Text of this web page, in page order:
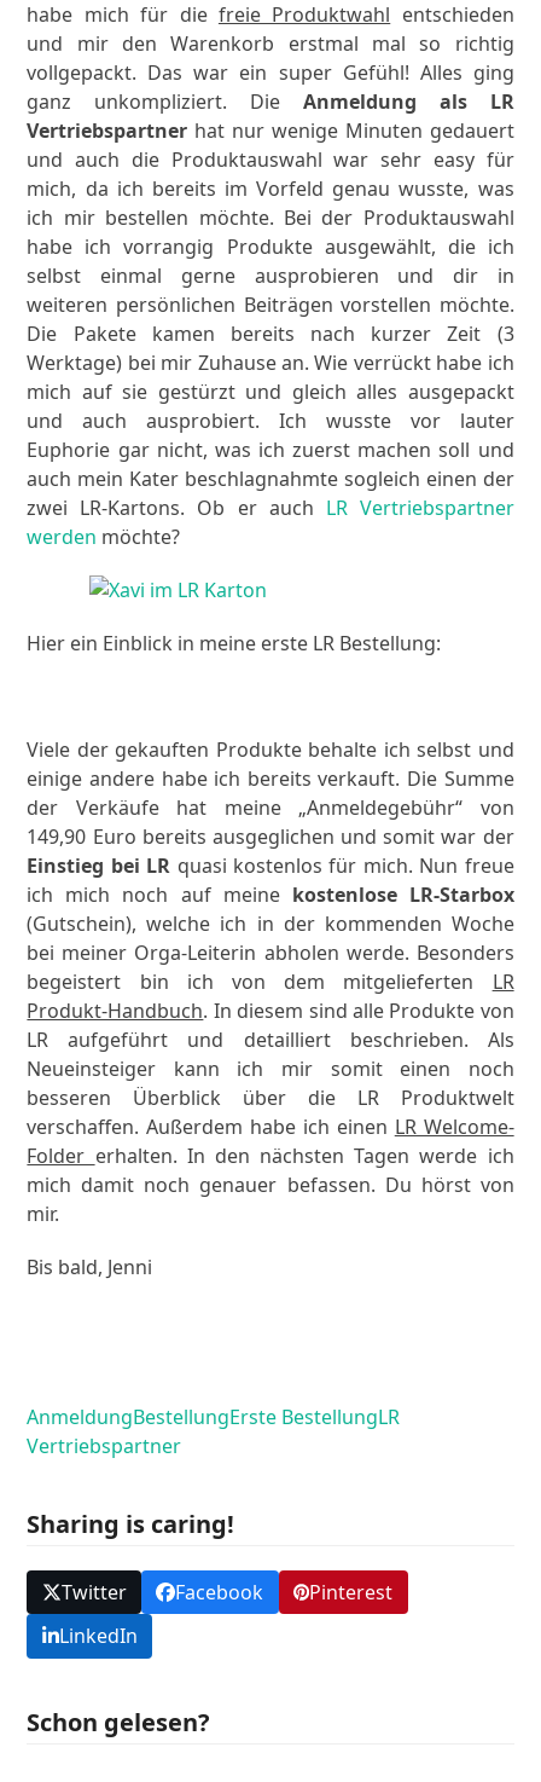
habe mich für die freie Produktwahl entschieden
und mir den Warenkorb erstmal mal so richtig
vollgepackt. Das war ein super Gefühl! Alles ging
ganz unkompliziert. Die Anmeldung als LR
Vertriebspartner hat nur wenige Minuten gedauert
und auch die Produktauswahl war sehr easy für
mich, da ich bereits im Vorfeld genau wusste, was
ich mir bestellen möchte. Bei der Produktauswahl
habe ich vorrangig Produkte ausgewählt, die ich
selbst einmal gerne ausprobieren und dir in
weiteren persönlichen Beiträgen vorstellen möchte.
Die Pakete kamen bereits nach kurzer Zeit (3
Werktage) bei mir Zuhause an. Wie verrückt habe ich
mich auf sie gestürzt und gleich alles ausgepackt
und auch ausprobiert. Ich wusste vor lauter
Euphorie gar nicht, was ich zuerst machen soll und
auch mein Kater beschlagnahmte sogleich einen der
zwei LR-Kartons. Ob er auch LR Vertriebspartner
werden möchte?
Hier ein Einblick in meine erste LR Bestellung:
Viele der gekauften Produkte behalte ich selbst und
einige andere habe ich bereits verkauft. Die Summe
der Verkäufe hat meine „Anmeldegebühr“ von
149,90 Euro bereits ausgeglichen und somit war der
Einstieg bei LR quasi kostenlos für mich. Nun freue
ich mich noch auf meine kostenlose LR-Starbox
(Gutschein), welche ich in der kommenden Woche
bei meiner Orga-Leiterin abholen werde. Besonders
begeistert bin ich von dem mitgelieferten LR
Produkt-Handbuch. In diesem sind alle Produkte von
LR aufgeführt und detailliert beschrieben. Als
Neueinsteiger kann ich mir somit einen noch
besseren Überblick über die LR Produktwelt
verschaffen. Außerdem habe ich einen LR Welcome-
Folder erhalten. In den nächsten Tagen werde ich
mich damit noch genauer befassen. Du hörst von
mir.
Bis bald, Jenni
AnmeldungBestellungErste BestellungLR
Vertriebspartner
Sharing is caring!
Twitter Facebook
Pinterest
LinkedIn
Schon gelesen?